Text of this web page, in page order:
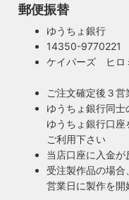
郵便振替
ゆうちょ銀行
14350-9770221
ケイパーズ ヒロ
ご注文確定後３
ゆうちょ銀行同士
ゆうちょ銀行口
ご利用下さい
当店口座に入金
受注製作品の場合
営業日に製作を開